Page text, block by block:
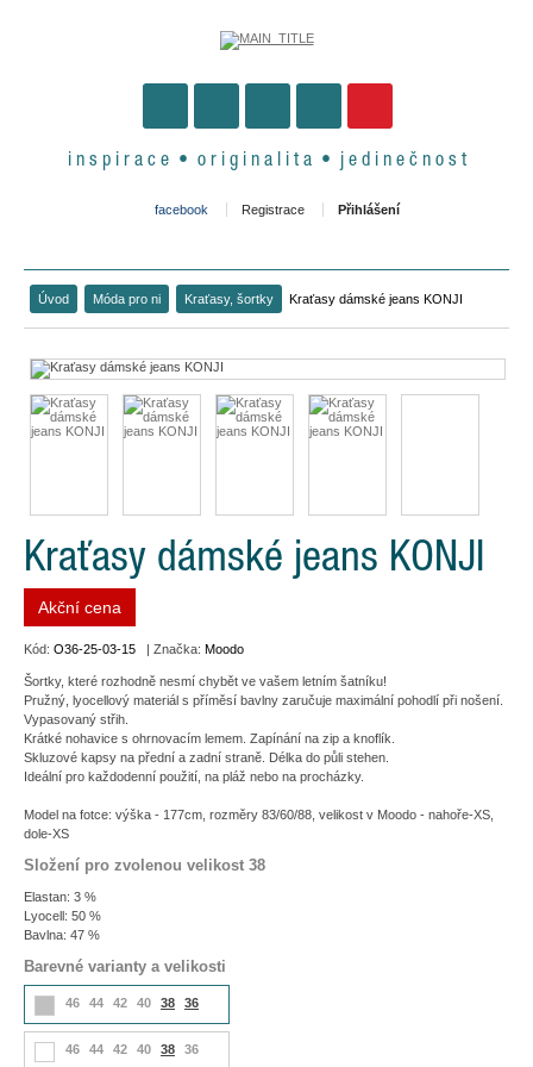
i n s p i r a c e • o r i g i n a l i t a • j e d i n e č n o s t
facebook Registrace Přihlášení
Úvod Móda pro ni Kraťasy, šortky Kraťasy dámské jeans KONJI
Kraťasy dámské jeans KONJI
Akční cena
Kód: O36-25-03-15 | Značka: Moodo
Šortky, které rozhodně nesmí chybět ve vašem letním šatníku!
Pružný, lyocellový materiál s příměsí bavlny zaručuje maximální pohodlí při nošení.
Vypasovaný střih.
Krátké nohavice s ohrnovacím lemem. Zapínání na zip a knoflík.
Skluzové kapsy na přední a zadní straně. Délka do půli stehen.
Ideální pro každodenní použití, na pláž nebo na procházky.
Model na fotce: výška - 177cm, rozměry 83/60/88, velikost v Moodo - nahoře-XS,
dole-XS
Složení pro zvolenou velikost 38
Elastan: 3 %
Lyocell: 50 %
Bavlna: 47 %
Barevné varianty a velikosti
46 44 42 40 38 36
46 44 42 40 38 36